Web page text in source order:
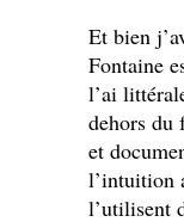
Et bien
Fontaine
l’ai
dehors du
et
l’intuition
l’utilisent